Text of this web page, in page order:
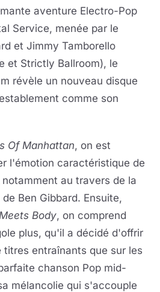
aventure Electro-Pop
Service, menée par le
et Jimmy Tamborello
et Strictly Ballroom), le
révèle un nouveau disque
comme son
Of Manhattan, on est
l'émotion caractéristique de
notamment au travers de la
Ben Gibbard. Ensuite,
Body, on comprend
plus, qu'il a décidé d'offrir
titres entraînants que sur les
chanson Pop mid-
mélancolie qui s'accouple